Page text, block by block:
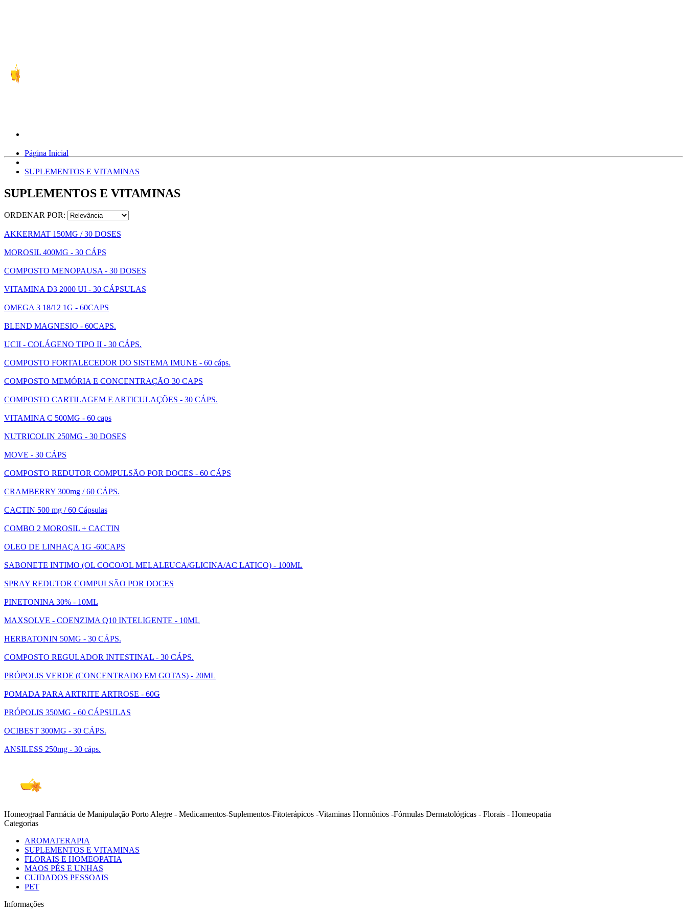
Página Inicial
SUPLEMENTOS E VITAMINAS
SUPLEMENTOS E VITAMINAS
ORDENAR POR:
AKKERMAT 150MG / 30 DOSES
MOROSIL 400MG - 30 CÁPS
COMPOSTO MENOPAUSA - 30 DOSES
VITAMINA D3 2000 UI - 30 CÁPSULAS
OMEGA 3 18/12 1G - 60CAPS
BLEND MAGNESIO - 60CAPS.
UCII - COLÁGENO TIPO II - 30 CÁPS.
COMPOSTO FORTALECEDOR DO SISTEMA IMUNE - 60 cáps.
COMPOSTO MEMÓRIA E CONCENTRAÇÃO 30 CAPS
COMPOSTO CARTILAGEM E ARTICULAÇÕES - 30 CÁPS.
VITAMINA C 500MG - 60 caps
NUTRICOLIN 250MG - 30 DOSES
MOVE - 30 CÁPS
COMPOSTO REDUTOR COMPULSÃO POR DOCES - 60 CÁPS
CRAMBERRY 300mg / 60 CÁPS.
CACTIN 500 mg / 60 Cápsulas
COMBO 2 MOROSIL + CACTIN
OLEO DE LINHAÇA 1G -60CAPS
SABONETE INTIMO (OL COCO/OL MELALEUCA/GLICINA/AC LATICO) - 100ML
SPRAY REDUTOR COMPULSÃO POR DOCES
PINETONINA 30% - 10ML
MAXSOLVE - COENZIMA Q10 INTELIGENTE - 10ML
HERBATONIN 50MG - 30 CÁPS.
COMPOSTO REGULADOR INTESTINAL - 30 CÁPS.
PRÓPOLIS VERDE (CONCENTRADO EM GOTAS) - 20ML
POMADA PARA ARTRITE ARTROSE - 60G
PRÓPOLIS 350MG - 60 CÁPSULAS
OCIBEST 300MG - 30 CÁPS.
ANSILESS 250mg - 30 cáps.
Homeograal Farmácia de Manipulação Porto Alegre - Medicamentos-Suplementos-Fitoterápicos -Vitaminas Hormônios -Fórmulas Dermatológicas - Florais - Homeopatia
Categorias
AROMATERAPIA
SUPLEMENTOS E VITAMINAS
FLORAIS E HOMEOPATIA
MAOS PÉS E UNHAS
CUIDADOS PESSOAIS
PET
Informações